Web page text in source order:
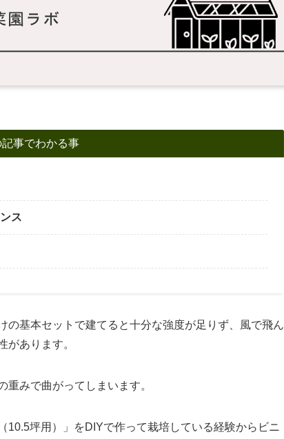
記事でわかる事
ス
の基本セットで建てると十分な強度が足りず、風で飛ん
があります。
みで曲がってしまいます。
（10.5坪用）」をDIYで作って栽培している経験からビニ